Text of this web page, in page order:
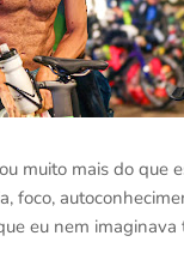
muito mais do que
foco,
eu nem imaginava